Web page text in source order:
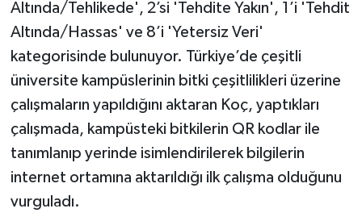
Altında/Tehlikede', 2’si 'Tehdite Yakın', 1’i 'Tehdit
Altında/Hassas' ve 8’i 'Yetersiz Veri'
kategorisinde bulunuyor. Türkiye’de çeşitli
üniversite kampüslerinin bitki çeşitlilikleri üzerine
çalışmaların yapıldığını aktaran Koç, yaptıkları
çalışmada, kampüsteki bitkilerin QR kodlar ile
tanımlanıp yerinde isimlendirilerek bilgilerin
internet ortamına aktarıldığı ilk çalışma olduğunu
vurguladı.